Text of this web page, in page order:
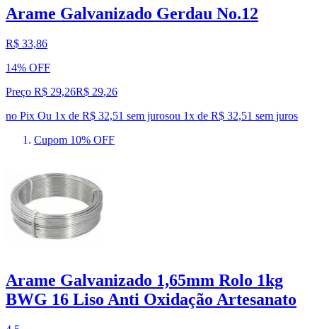
Arame Galvanizado Gerdau No.12
R$ 33,86
14% OFF
Preço R$ 29,26R$ 29,26
no Pix Ou 1x de R$ 32,51 sem jurosou 1x de R$ 32,51 sem juros
Cupom 10% OFF
Arame Galvanizado 1,65mm Rolo 1kg
BWG 16 Liso Anti Oxidação Artesanato